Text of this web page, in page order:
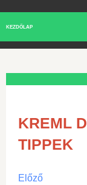
KEZDŐLAP
KREML
TIPPEK
Előző